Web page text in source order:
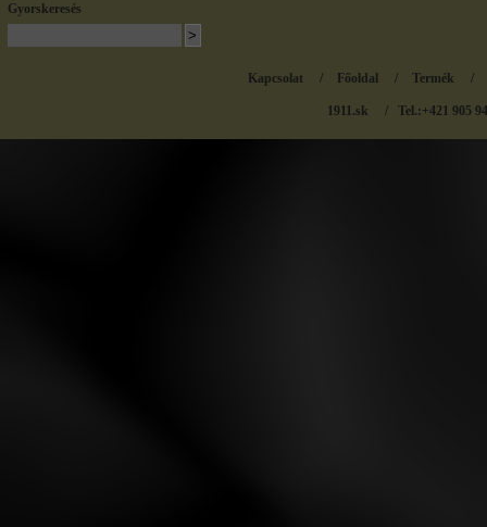
Gyorskeresés
Kapcsolat / Főoldal / Termék /
1911.sk / Tel.:+421 905